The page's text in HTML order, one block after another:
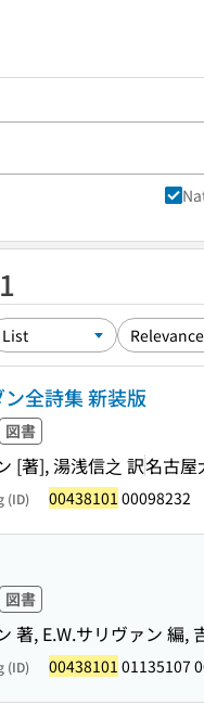
全詩集 新装版
図書
[著], 湯浅信之 訳名古屋
(ID) 00438101 00098232
図書
著, E.W.サリヴァン 編,
(ID) 00438101 01135107